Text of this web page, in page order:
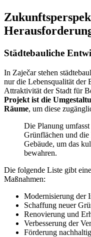
Städtebauliche
In Zaječar stehen
nur die Lebensqualität der
Attraktivität der Stadt für
Projekt ist die
Räume, um diese
Die Planung
Grünflächen und
Gebäude, um das
bewahren.
Die folgende Liste gibt
Maßnahmen:
Modernisierung der
Schaffung neuer
Renovierung und
Verbesserung der
Förderung